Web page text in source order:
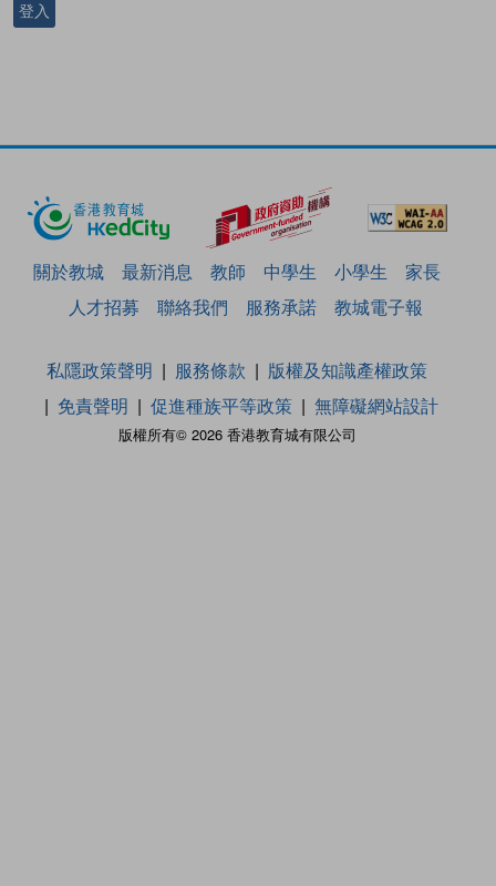
登入
關於教城 最新消息 教師 中學生 小學生
家長
人才招募
聯絡我們 服務承諾 教城電子報
版權所有© 2026 香港教育城有限公司
私隱政策聲明 服務條款
版權及知識產權政策
免責聲明
促進種族平等政策 無障礙網站設計